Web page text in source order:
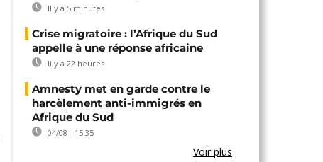
Il y a 5 minutes
Crise migratoire : l’Afrique du Sud
appelle à une réponse africaine
Il y a 22 heures
Amnesty met en garde contre le
harcèlement anti-immigrés en
Afrique du Sud
04/08 - 15:35
Voir plus